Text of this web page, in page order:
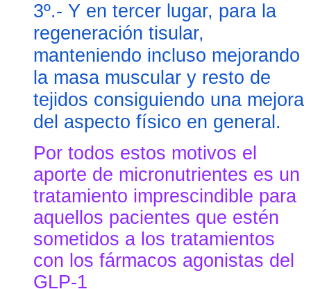
3º.- Y en tercer lugar, para la
regeneración tisular,
manteniendo incluso mejorando
la masa muscular y resto de
tejidos consiguiendo una mejora
del aspecto físico en general.
Por todos estos motivos el
aporte de micronutrientes es un
tratamiento imprescindible para
aquellos pacientes que estén
sometidos a los tratamientos
con los fármacos agonistas del
GLP-1